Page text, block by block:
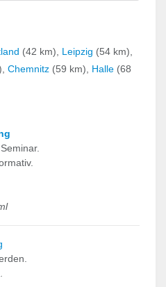
(42 km), Leipzig (54 km),
Chemnitz (59 km), Halle (68